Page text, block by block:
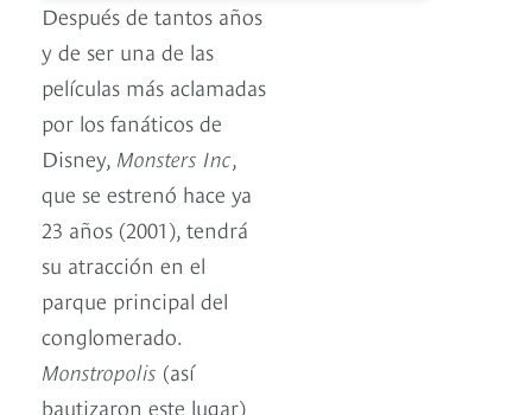
Después de tantos años
y de ser una de las
películas más aclamadas
por los fanáticos de
Disney, Monsters Inc
que se estrenó hace ya
23 años (2001), tendrá
su atracción en el
parque principal del
conglomerado.
Monstropolis (así
bautizaron este lugar)